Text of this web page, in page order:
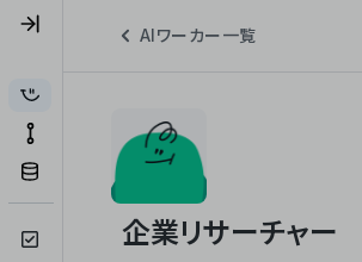
AIワーカー一覧